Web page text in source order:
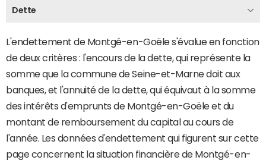
Dette
L'endettement de Montgé-en-Goële s'évalue en fonction
de deux critères : l'encours de la dette, qui représente la
somme que la commune de Seine-et-Marne doit aux
banques, et l'annuité de la dette, qui équivaut à la somme
des intérêts d'emprunts de Montgé-en-Goële et du
montant de remboursement du capital au cours de
l'année. Les données d'endettement qui figurent sur cette
page concernent la situation financière de Montgé-en-